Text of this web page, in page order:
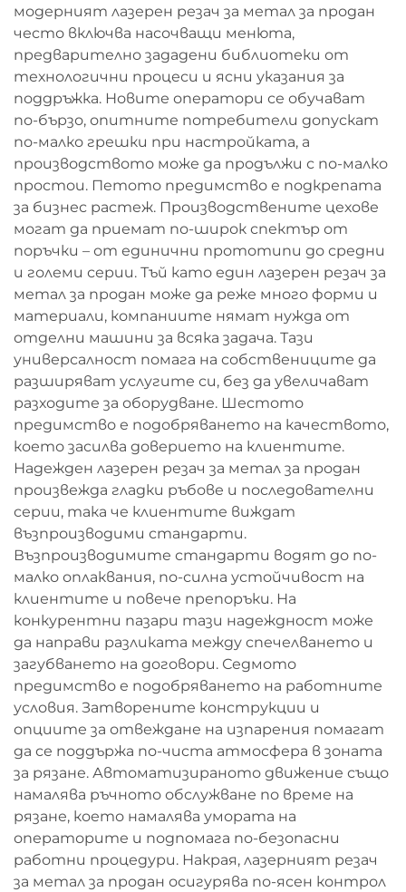
модерният лазерен резач за метал за продан
често включва насочващи менюта,
предварително зададени библиотеки от
технологични процеси и ясни указания за
поддръжка. Новите оператори се обучават
по-бързо, опитните потребители допускат
по-малко грешки при настройката, а
производството може да продължи с по-малко
простои. Петото предимство е подкрепата
за бизнес растеж. Производствените цехове
могат да приемат по-широк спектър от
поръчки – от единични прототипи до средни
и големи серии. Тъй като един лазерен резач за
метал за продан може да реже много форми и
материали, компаниите нямат нужда от
отделни машини за всяка задача. Тази
универсалност помага на собствениците да
разширяват услугите си, без да увеличават
разходите за оборудване. Шестото
предимство е подобряването на качеството,
което засилва доверието на клиентите.
Надежден лазерен резач за метал за продан
произвежда гладки ръбове и последователни
серии, така че клиентите виждат
възпроизводими стандарти.
Възпроизводимите стандарти водят до по-
малко оплаквания, по-силна устойчивост на
клиентите и повече препоръки. На
конкурентни пазари тази надеждност може
да направи разликата между спечелването и
загубването на договори. Седмото
предимство е подобряването на работните
условия. Затворените конструкции и
опциите за отвеждане на изпарения помагат
да се поддържа по-чиста атмосфера в зоната
за рязане. Автоматизираното движение също
намалява ръчното обслужване по време на
рязане, което намалява умората на
операторите и подпомага по-безопасни
работни процедури. Накрая, лазерният резач
за метал за продан осигурява по-ясен контрол